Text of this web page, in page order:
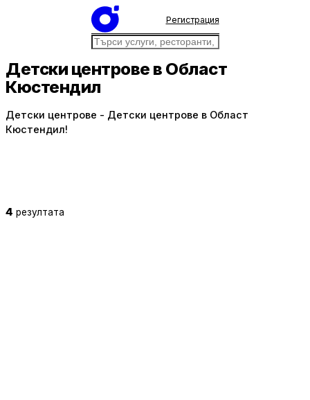
Регистрация
Детски центрове в Област
Кюстендил
Детски центрове - Детски центрове в Област
Кюстендил!
4 резултата